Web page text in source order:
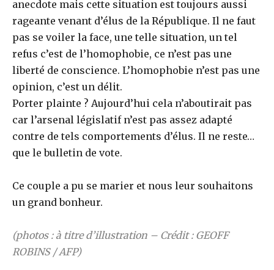
anecdote mais cette situation est toujours aussi
rageante venant d’élus de la République. Il ne faut
pas se voiler la face, une telle situation, un tel
refus c’est de l’homophobie, ce n’est pas une
liberté de conscience. L’homophobie n’est pas une
opinion, c’est un délit.
Porter plainte ? Aujourd’hui cela n’aboutirait pas
car l’arsenal législatif n’est pas assez adapté
contre de tels comportements d’élus. Il ne reste…
que le bulletin de vote.
Ce couple a pu se marier et nous leur souhaitons
un grand bonheur.
(photos : à titre d’illustration – Crédit : GEOFF
ROBINS / AFP)